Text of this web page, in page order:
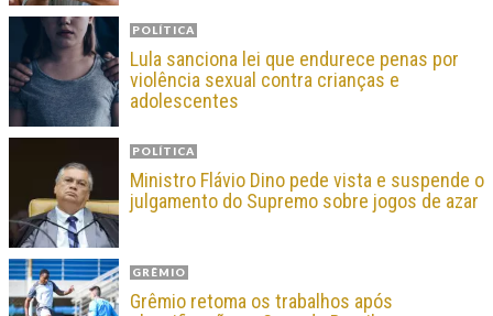
POLÍTICA
Lula sanciona lei que endurece penas por
violência sexual contra crianças e
adolescentes
POLÍTICA
Ministro Flávio Dino pede vista e suspende o
julgamento do Supremo sobre jogos de azar
GRÊMIO
Grêmio retoma os trabalhos após